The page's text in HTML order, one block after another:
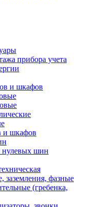
прибора учета
и шкафов
и шкафов
нулевых шин
фазные
(гребенка,